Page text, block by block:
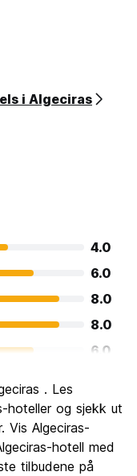
i Algeciras
4.0
6.0
8.0
8.0
6.0
6.0
4.0
. Les
hoteller og sjekk ut
Vis Algeciras-
hotell med
tilbudene på